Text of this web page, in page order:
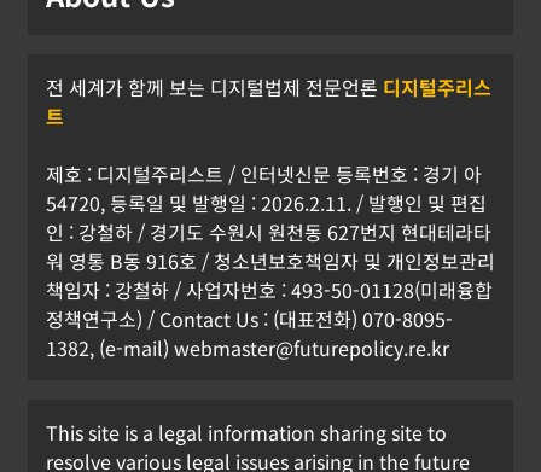
전 세계가 함께 보는 디지털법제 전문언론 디지털주리스
트
제호 : 디지털주리스트 / 인터넷신문 등록번호 : 경기 아
54720, 등록일 및 발행일 : 2026.2.11. / 발행인 및 편집
인 : 강철하 / 경기도 수원시 원천동 627번지 현대테라타
워 영통 B동 916호 / 청소년보호책임자 및 개인정보관리
책임자 : 강철하 / 사업자번호 : 493-50-01128(미래융합
정책연구소) / Contact Us : (대표전화) 070-8095-
1382, (e-mail) webmaster@futurepolicy.re.kr
This site is a legal information sharing site to
resolve various legal issues arising in the future